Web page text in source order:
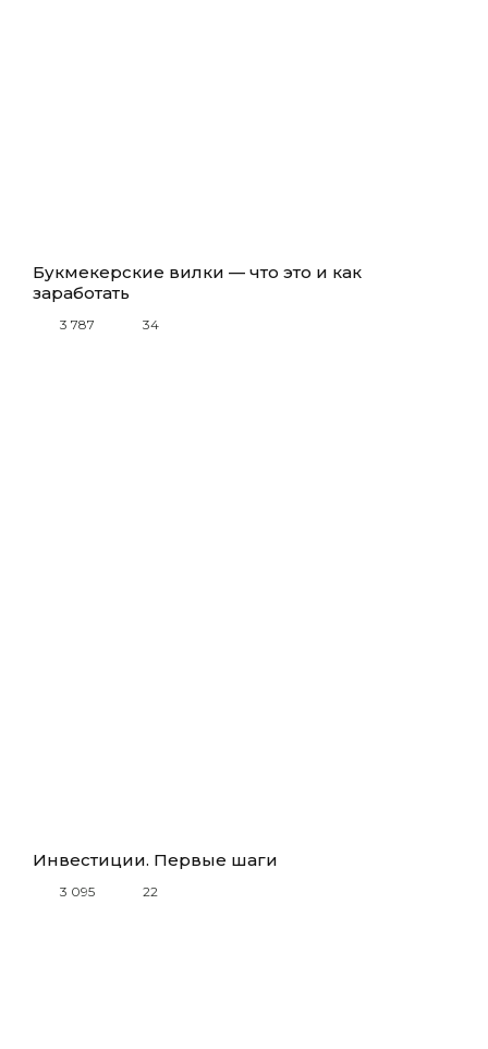
Букмекерские вилки — что это и как
заработать
3 787 34
Инвестиции. Первые шаги
3 095 22